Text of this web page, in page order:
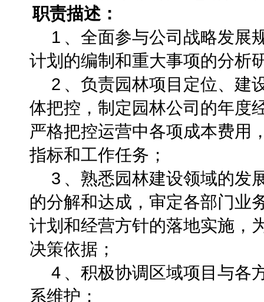
职责描述：
1 、全面参与公司战略发展
计划的编制和重大事项的分析
2 、负责园林项目定位、建
体把控，制定园林公司的年度
严格把控运营中各项成本费用
指标和工作任务；
3 、熟悉园林建设领域的发
的分解和达成，审定各部门业
计划和经营方针的落地实施，
决策依据；
4 、积极协调区域项目与各
系维护；